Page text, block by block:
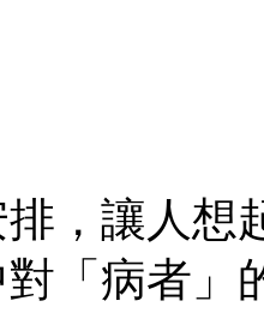
，讓人想
「病者」